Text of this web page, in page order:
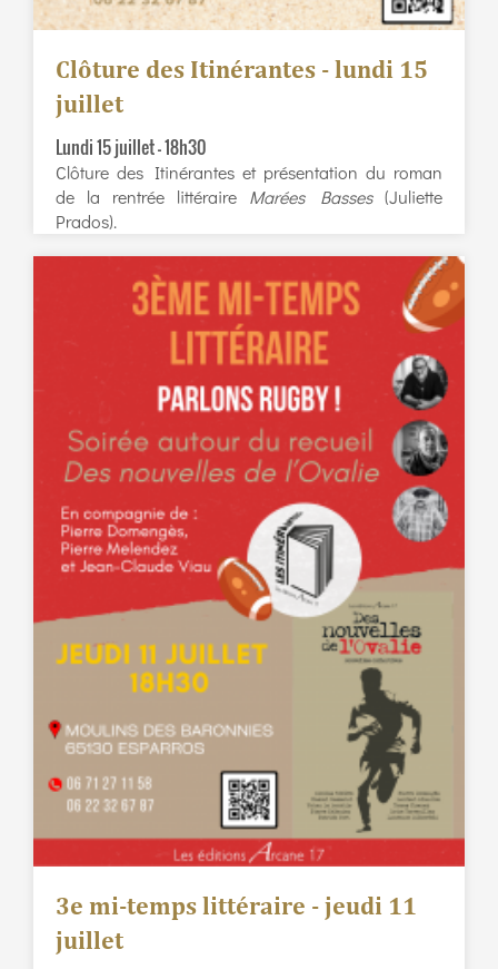
Clôture des Itinérantes - lundi 15
juillet
Lundi 15 juillet – 18h30
Clôture des Itinérantes et présentation du roman
de la rentrée littéraire Marées Basses(Juliette
Prados).
3e mi-temps littéraire - jeudi 11
juillet